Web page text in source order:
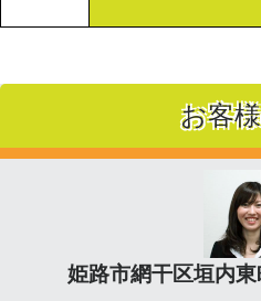
お客
姫路市網干区垣内